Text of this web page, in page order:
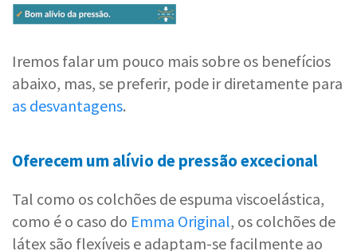
Iremos falar um pouco mais sobre os benefícios
abaixo, mas, se preferir, pode ir diretamente para
as desvantagens.
Oferecem um alívio de pressão excecional
Tal como os colchões de espuma viscoelástica,
como é o caso do Emma Original, os colchões de
látex são flexíveis e adaptam-se facilmente ao